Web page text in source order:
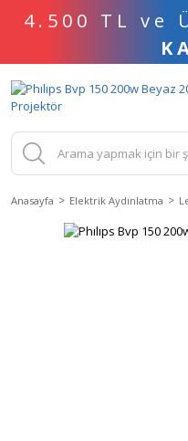
4.500 TL ve
Anasayfa Elektrik Aydınlatma